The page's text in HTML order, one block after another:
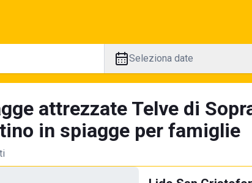
Seleziona date
attrezzate Telve di
in spiagge per famiglie